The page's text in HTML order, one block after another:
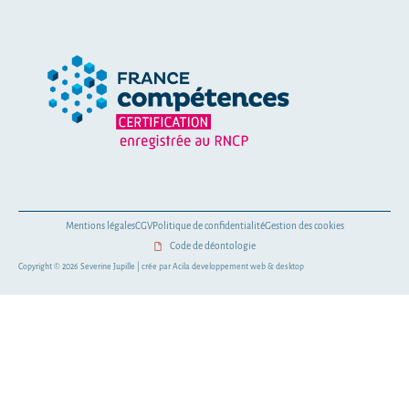
Copyright © 2026 Severine Jupille | crée par Acila developpement web & desktop
Mentions légalesCGVPolitique de confidentialitéGestion des cookies
Code de déontologie